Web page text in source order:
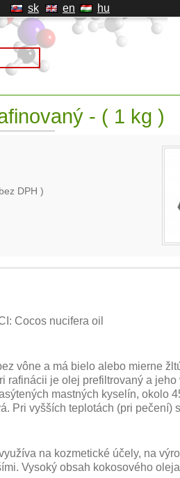
sk en hu
- ( 1 kg )
DPH )
Cocos nucifera oil
vône a má bielo alebo mierne
rafinácii je olej prefiltrovaný a
mastných kyselín, okolo
Pri vyšších teplotách (pri pečení)
na kozmetické účely, na
Vysoký obsah kokosového